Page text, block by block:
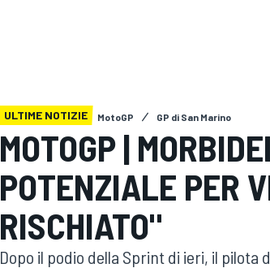
WRC
ULTIME NOTIZIE MotoGP GP di San Marino
MOTOGP |
POTENZIALE PER
RISCHIATO"
Dopo il podio della Sprint di ieri, il